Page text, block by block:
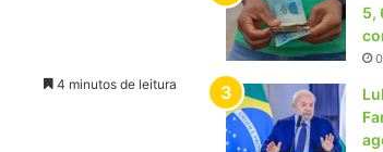
4 minutos de leitura
5,